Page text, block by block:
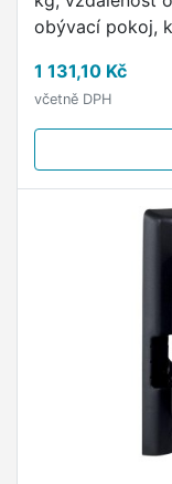
obývací pokoj,
na velké a …
1 131,10 Kč
včetně DPH